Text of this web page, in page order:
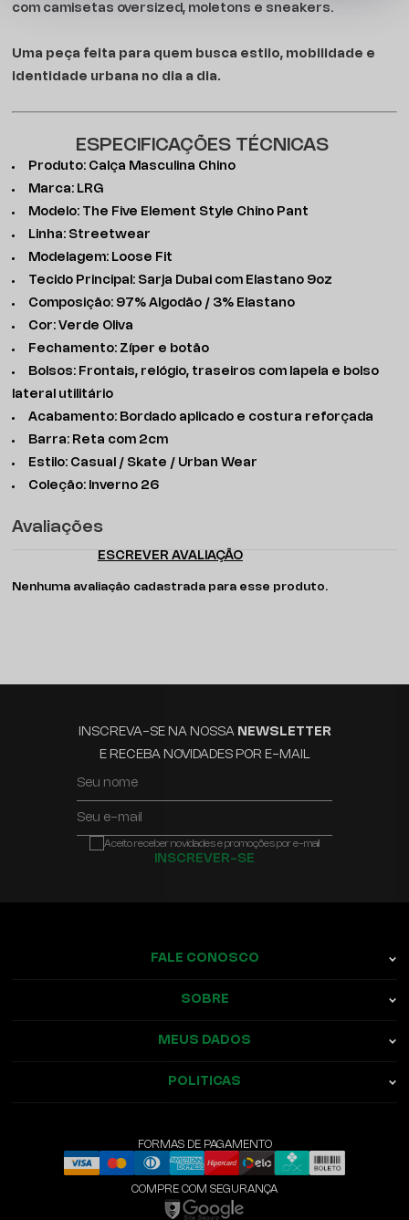
com camisetas oversized, moletons e sneakers.
Uma peça feita para quem busca estilo, mobilidade e
identidade urbana no dia a dia.
ESPECIFICAÇÕES TÉCNICAS
Produto: Calça Masculina Chino
Marca: LRG
Modelo: The Five Element Style Chino Pant
Linha: Streetwear
Modelagem: Loose Fit
Tecido Principal: Sarja Dubai com Elastano 9oz
Composição: 97% Algodão / 3% Elastano
Cor: Verde Oliva
Fechamento: Zíper e botão
Bolsos: Frontais, relógio, traseiros com lapela e bolso
lateral utilitário
Acabamento: Bordado aplicado e costura reforçada
Barra: Reta com 2cm
Estilo: Casual / Skate / Urban Wear
Coleção: Inverno 26
Avaliações
ESCREVER AVALIAÇÃO
Nenhuma avaliação cadastrada para esse produto.
INSCREVA-SE NA NOSSA NEWSLETTER
E RECEBA NOVIDADES POR E-MAIL
Seu nome
Seu e-mail
INSCREVER-SE
Aceito receber novidades e promoções por e-mail
FALE CONOSCO
SOBRE
MEUS DADOS
POLITICAS
FORMAS DE PAGAMENTO
COMPRE COM SEGURANÇA